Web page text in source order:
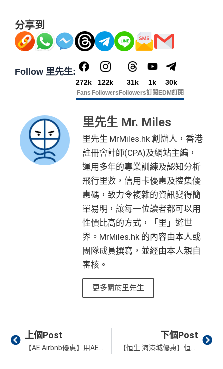
分享到
Follow 里先生:
272k
Fans
122k
Followers
31k
Followers
1k
訂閱
30k
EDM訂閱
里先生 Mr. Miles
里先生 MrMiles.hk 創辦人，香港
註冊會計師(CPA)及網站主編，
運用多年的專業訓練及認知分析
飛行里數，信用卡優惠及搜集優
惠碼，致力令複雜的資訊變得簡
單易明，讓每一位讀者都可以用
性價比高的方式，「里」遊世
界。MrMiles.hk 的內容由本人或
團隊成員撰寫，並經由本人親自
審核。
更多關於里先生
Prev
上個Post
【AE Airbnb優惠】用AE信用卡簽滿HK$5,000回HK$500！優惠要登記！
下個Post
【恒生 海港城優惠】恒生信用卡於海港城購物賺高達HK$3,200獎賞！